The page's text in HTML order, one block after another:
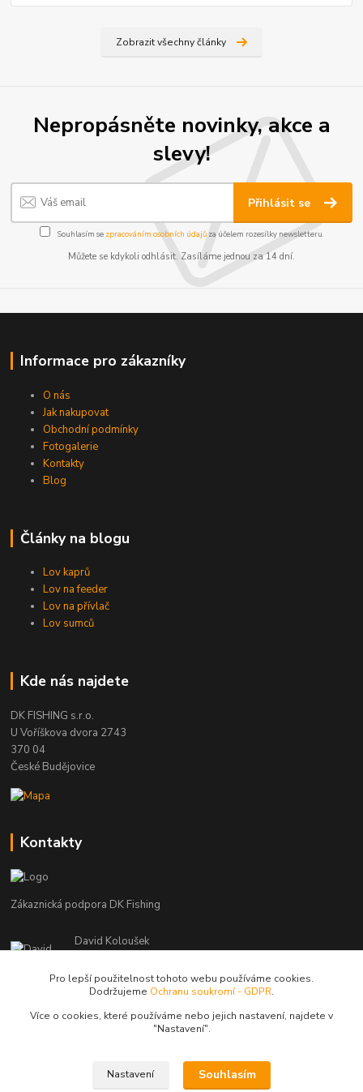
Zobrazit všechny články
Nepropásněte novinky, akce a
slevy!
Přihlásit se
Souhlasím se zpracováním osobních údajůza účelem rozesílky newsletteru.
Můžete se kdykoli odhlásit. Zasíláme jednou za 14 dní.
Informace pro zákazníky
O nás
Jak nakupovat
Obchodní podmínky
Fotogalerie
Kontakty
Blog
Články na blogu
Lov kaprů
Lov na feeder
Lov na přívlač
Lov sumců
Kde nás najdete
DK FISHING s.r.o.
U Voříškova dvora 2743
370 04
České Budějovice
Kontakty
Zákaznická podpora DK Fishing
David Koloušek
(Po-Pá, 7-18 hod.)
Pro lepší použitelnost tohoto webu používáme cookies.
Dodržujeme Ochranu soukromí - GDPR.
Více o cookies, které používáme nebo jejich nastavení, najdete v
"Nastavení".
Nastavení Souhlasím